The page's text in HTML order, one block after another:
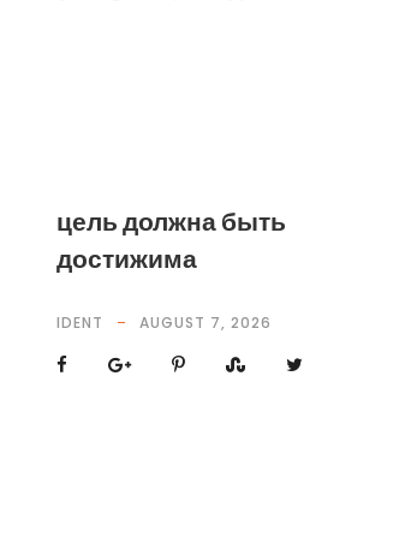
цель должна быть
достижима
IDENT AUGUST 7, 2026